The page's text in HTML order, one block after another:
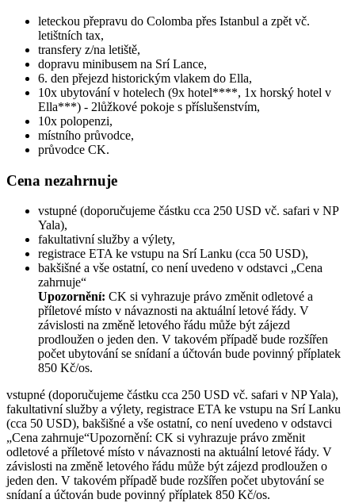
leteckou přepravu do Colomba přes Istanbul a zpět vč.
letištních tax,
transfery z/na letiště,
dopravu minibusem na Srí Lance,
6. den přejezd historickým vlakem do Ella,
10x ubytování v hotelech (9x hotel****, 1x horský hotel v
Ella***) - 2lůžkové pokoje s příslušenstvím,
10x polopenzi,
místního průvodce,
průvodce CK.
Cena nezahrnuje
vstupné (doporučujeme částku cca 250 USD vč. safari v NP
Yala),
fakultativní služby a výlety,
registrace ETA ke vstupu na Srí Lanku (cca 50 USD),
bakšišné a vše ostatní, co není uvedeno v odstavci „Cena
zahrnuje“
Upozornění: CK si vyhrazuje právo změnit odletové a
příletové místo v návaznosti na aktuální letové řády. V
závislosti na změně letového řádu může být zájezd
prodloužen o jeden den. V takovém případě bude rozšířen
počet ubytování se snídaní a účtován bude povinný příplatek
850 Kč/os.
vstupné (doporučujeme částku cca 250 USD vč. safari v NP Yala),
fakultativní služby a výlety, registrace ETA ke vstupu na Srí Lanku
(cca 50 USD), bakšišné a vše ostatní, co není uvedeno v odstavci
„Cena zahrnuje“Upozornění: CK si vyhrazuje právo změnit
odletové a příletové místo v návaznosti na aktuální letové řády. V
závislosti na změně letového řádu může být zájezd prodloužen o
jeden den. V takovém případě bude rozšířen počet ubytování se
snídaní a účtován bude povinný příplatek 850 Kč/os.